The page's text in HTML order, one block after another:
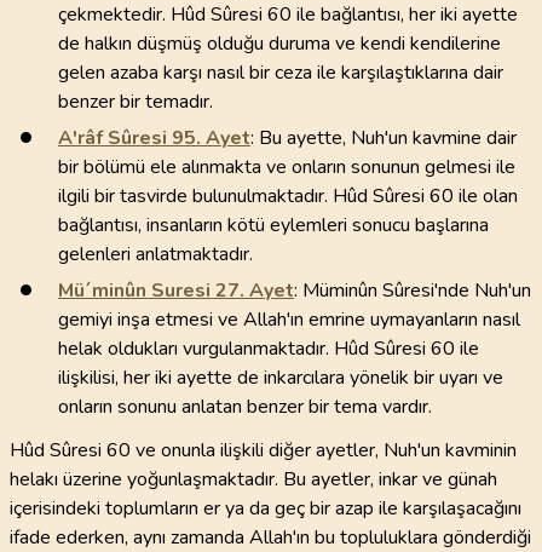
çekmektedir. Hûd Sûresi 60 ile bağlantısı, her iki ayette
de halkın düşmüş olduğu duruma ve kendi kendilerine
gelen azaba karşı nasıl bir ceza ile karşılaştıklarına dair
benzer bir temadır.
A'râf Sûresi 95. Ayet: Bu ayette, Nuh'un kavmine dair
bir bölümü ele alınmakta ve onların sonunun gelmesi ile
ilgili bir tasvirde bulunulmaktadır. Hûd Sûresi 60 ile olan
bağlantısı, insanların kötü eylemleri sonucu başlarına
gelenleri anlatmaktadır.
Mü´minûn Suresi 27. Ayet: Müminûn Sûresi'nde Nuh'un
gemiyi inşa etmesi ve Allah'ın emrine uymayanların nasıl
helak oldukları vurgulanmaktadır. Hûd Sûresi 60 ile
ilişkilisi, her iki ayette de inkarcılara yönelik bir uyarı ve
onların sonunu anlatan benzer bir tema vardır.
Hûd Sûresi 60 ve onunla ilişkili diğer ayetler, Nuh'un kavminin
helakı üzerine yoğunlaşmaktadır. Bu ayetler, inkar ve günah
içerisindeki toplumların er ya da geç bir azap ile karşılaşacağını
ifade ederken, aynı zamanda Allah'ın bu topluluklara gönderdiği